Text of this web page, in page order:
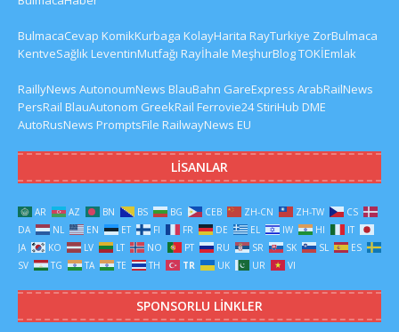
BulmacaCevap KomikKurbaga KolayHarita RayTurkiye ZorBulmaca
KentveSağlıkLeventinMutfağı Rayİhale MeşhurBlogTOKİEmlak
RaillyNews AutonoumNews BlauBahn GareExpress ArabRailNews
PersRail BlauAutonom GreekRail Ferrovie24 StiriHub DME
AutoRusNews PromptsFile RailwayNews EU
LISANLAR
AR AZ BN BS BG CEB ZH-CN ZH-TW
CS
DA
NL EN ET FI FR DE EL IW HI
IT
JA
KO LV LT NO PT RU SR SK SL
ES
SV
TG TA TE TH TR UK UR VI
SPONSORLU LINKLER